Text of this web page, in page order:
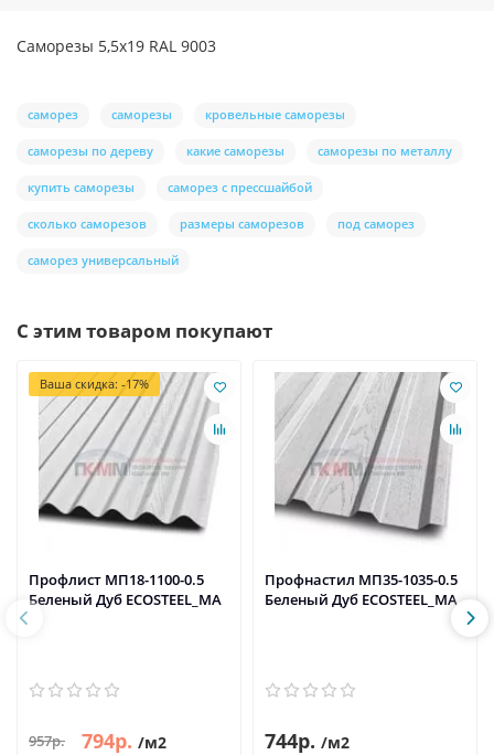
Саморезы 5,5х19 RAL 9003
саморез саморезы кровельные саморезы
саморезы по дереву какие саморезы саморезы по металлу
купить саморезы саморез с прессшайбой
сколько саморезов размеры саморезов под саморез
саморез универсальный
С этим товаром покупают
Ваша скидка: -17%
Профлист МП18-1100-0.5
Беленый Дуб ECOSTEEL_MA
957р. 794р. /м2
Профнастил МП35-1035-0.5
Беленый Дуб ECOSTEEL_MA
744р. /м2